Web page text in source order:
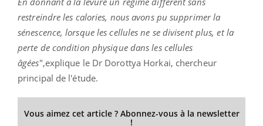
restreindre les calories, nous avons pu supprimer la
sénescence, lorsque les cellules ne se divisent plus, et la
perte de condition physique dans les cellules
âgées",explique le Dr Dorottya Horkai, chercheur
principal de l'étude.
Vous aimez cet article ? Abonnez-vous à la newsletter
!